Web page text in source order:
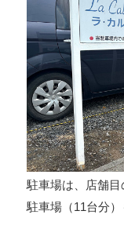
駐車場は、店舗
駐車場（11台分）